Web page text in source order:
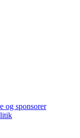
og sponsorer